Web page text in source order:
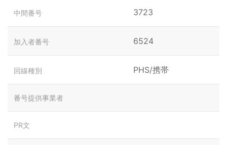
中間番号 3723
加入者番号 6524
回線種別 PHS/携帯
番号提供事業者
PR文